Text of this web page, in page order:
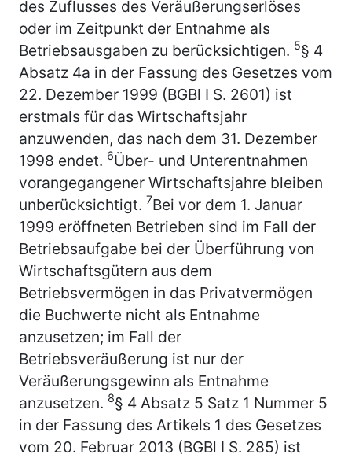
des Zuflusses des Veräußerungserlöses
oder im Zeitpunkt der Entnahme als
Betriebsausgaben zu berücksichtigen. 5§ 4
Absatz 4a in der Fassung des Gesetzes vom
22. Dezember 1999 (BGBl I S. 2601) ist
erstmals für das Wirtschaftsjahr
anzuwenden, das nach dem 31. Dezember
1998 endet. 6Über- und Unterentnahmen
vorangegangener Wirtschaftsjahre bleiben
unberücksichtigt. 7Bei vor dem 1. Januar
1999 eröffneten Betrieben sind im Fall der
Betriebsaufgabe bei der Überführung von
Wirtschaftsgütern aus dem
Betriebsvermögen in das Privatvermögen
die Buchwerte nicht als Entnahme
anzusetzen; im Fall der
Betriebsveräußerung ist nur der
Veräußerungsgewinn als Entnahme
anzusetzen. 8§ 4 Absatz 5 Satz 1 Nummer 5
in der Fassung des Artikels 1 des Gesetzes
vom 20. Februar 2013 (BGBl I S. 285) ist